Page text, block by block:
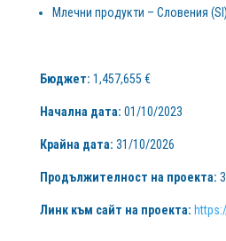
Млечни продукти – Словения (SI)
Бюджет: 1,457,655 €
Начална дата: 01/10/2023
Крайна дата: 31/10/2026
Продължителност на проекта:
Линк към сайт на проекта: